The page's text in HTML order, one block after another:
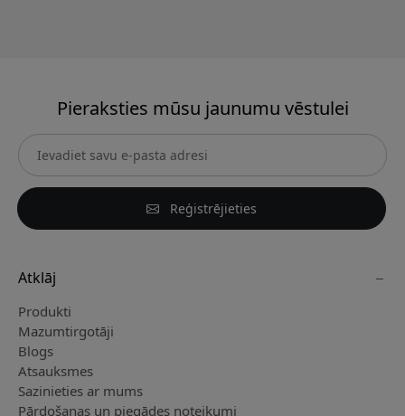
Pieraksties mūsu jaunumu vēstulei
Reģistrējieties
Atklāj
Produkti
Mazumtirgotāji
Blogs
Atsauksmes
Sazinieties ar mums
Pārdošanas un piegādes noteikumi